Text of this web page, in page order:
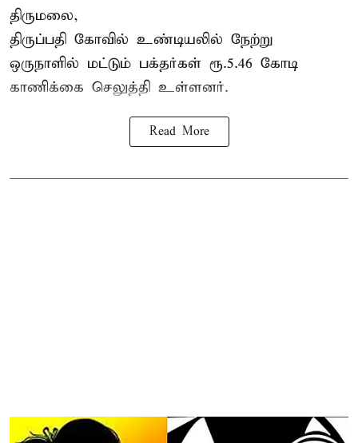
திருமலை,
திருப்பதி கோவில் உண்டியலில் நேற்று
ஒருநாளில் மட்டும் பக்தர்கள் ரூ.5.46 கோடி
காணிக்கை செலுத்தி உள்ளனர்.
Read More